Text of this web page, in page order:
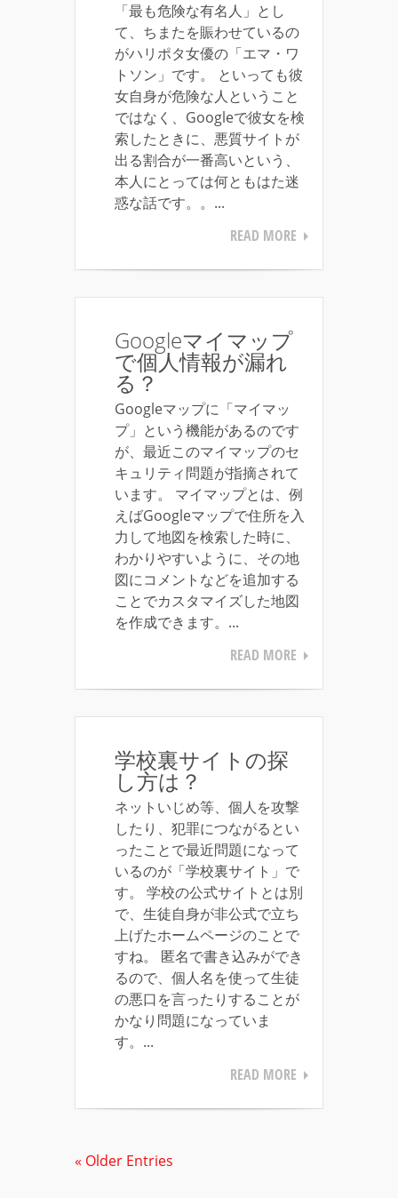
「最も危険な有名人」とし
て、ちまたを賑わせているの
がハリポタ女優の「エマ・ワ
トソン」です。 といっても彼
女自身が危険な人ということ
ではなく、Googleで彼女を検
索したときに、悪質サイトが
出る割合が一番高いという、
本人にとっては何ともはた迷
惑な話です。。...
READ MORE
Googleマイマップ
で個人情報が漏れ
る？
Googleマップに「マイマッ
プ」という機能があるのです
が、最近このマイマップのセ
キュリティ問題が指摘されて
います。 マイマップとは、例
えばGoogleマップで住所を入
力して地図を検索した時に、
わかりやすいように、その地
図にコメントなどを追加する
ことでカスタマイズした地図
を作成できます。...
READ MORE
学校裏サイトの探
し方は？
ネットいじめ等、個人を攻撃
したり、犯罪につながるとい
ったことで最近問題になって
いるのが「学校裏サイト」で
す。 学校の公式サイトとは別
で、生徒自身が非公式で立ち
上げたホームページのことで
すね。 匿名で書き込みができ
るので、個人名を使って生徒
の悪口を言ったりすることが
かなり問題になっていま
す。...
READ MORE
« Older Entries